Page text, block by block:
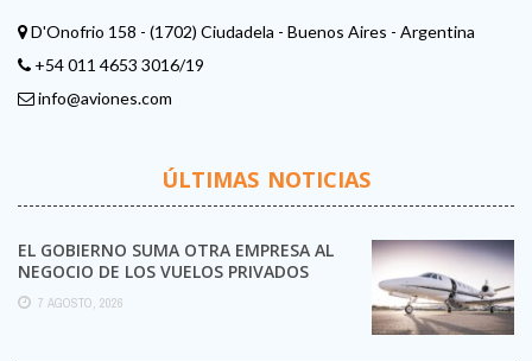
D'Onofrio 158 - (1702) Ciudadela - Buenos Aires - Argentina
+54 011 4653 3016/19
info@aviones.com
ÚLTIMAS NOTICIAS
EL GOBIERNO SUMA OTRA EMPRESA AL
NEGOCIO DE LOS VUELOS PRIVADOS
7 AGOSTO, 2026